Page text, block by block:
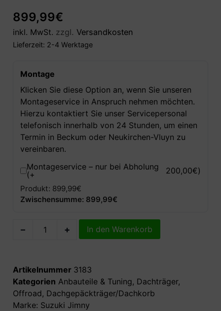
899,99€
inkl. MwSt. zzgl. Versandkosten
Lieferzeit: 2-4 Werktage
Montage
Klicken Sie diese Option an, wenn Sie unseren
Montageservice in Anspruch nehmen möchten.
Hierzu kontaktiert Sie unser Servicepersonal
telefonisch innerhalb von 24 Stunden, um einen
Termin in Beckum oder Neukirchen-Vluyn zu
vereinbaren.
Montageservice – nur bei Abholung
(+
200,00€)
Produkt: 899,99€
Zwischensumme: 899,99€
– + In den Warenkorb
Artikelnummer 3183
Kategorien Anbauteile & Tuning, Dachträger,
Offroad, Dachgepäckträger/Dachkorb
Marke: Suzuki Jimny